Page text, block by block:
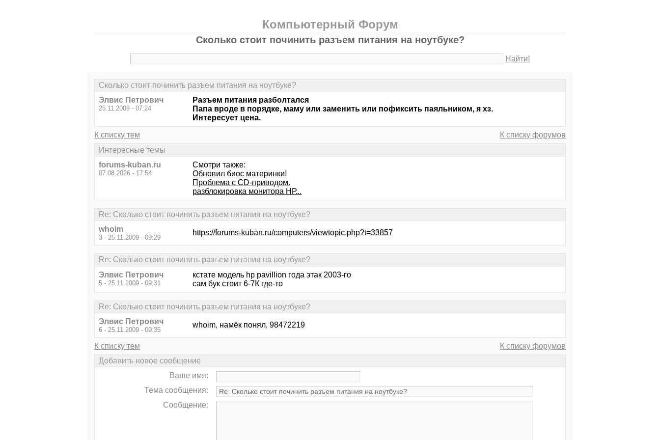
Компьютерный Форум
Сколько стоит починить разъем питания на ноутбуке?
Найти!
Сколько стоит починить разъем питания на ноутбуке?
Элвис Петрович
25.11.2009 - 07:24
Разъем питания разболтался
Папа вроде в порядке, маму или заменить или пофиксить паяльником, я хз.
Интересует цена.
К списку тем
К списку форумов
Интересные темы
forums-kuban.ru
07.08.2026 - 17:54
Смотри также:
Обновил биос материнки!
Проблема с CD-приводом.
разблокировка монитора НР...
Re: Сколько стоит починить разъем питания на ноутбуке?
whoim
3 - 25.11.2009 - 09:29
https://forums-kuban.ru/computers/viewtopic.php?t=33857
Re: Сколько стоит починить разъем питания на ноутбуке?
Элвис Петрович
5 - 25.11.2009 - 09:31
кстате модель hp pavillion года этак 2003-го
сам бук стоит 6-7К где-то
Re: Сколько стоит починить разъем питания на ноутбуке?
Элвис Петрович
6 - 25.11.2009 - 09:35
whoim, намёк понял, 98472219
К списку тем
К списку форумов
Добавить новое сообщение
Ваше имя:
Тема сообщения:
Сообщение: